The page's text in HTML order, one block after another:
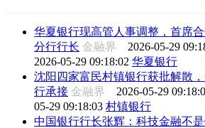
华夏银行现高管人事调整，首席
分行行长 金融界 2026-05-29
2026-05-29 09:18:02 华夏银行
沈阳四家富民村镇银行获批解散
行承接 金融界 2026-05-29
05-29 09:18:03 村镇银行
中国银行行长张辉：科技金融不是